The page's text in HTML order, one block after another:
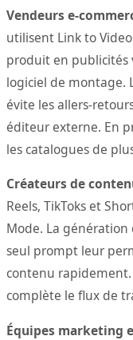
Vendeurs e-
utilisent Link to
produit en publicités
logiciel de montage.
évite les allers-
éditeur externe. En
les catalogues de
Créateurs de
Reels, TikToks et
Mode. La
seul prompt leur
contenu
complète le flux de
Équipes marketing